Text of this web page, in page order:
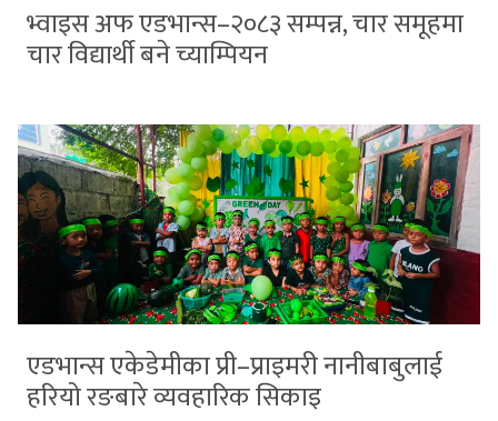
भ्वाइस अफ एडभान्स–२०८३ सम्पन्न, चार समूहमा
चार विद्यार्थी बने च्याम्पियन
एडभान्स एकेडेमीका प्री–प्राइमरी नानीबाबुलाई
हरियो रङबारे व्यवहारिक सिकाइ